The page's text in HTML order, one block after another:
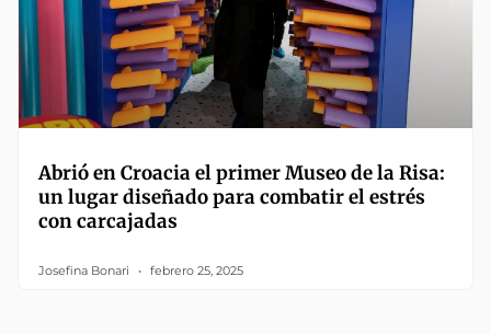
Abrió en Croacia el primer Museo de la Risa:
un lugar diseñado para combatir el estrés
con carcajadas
Josefina Bonari febrero 25, 2025